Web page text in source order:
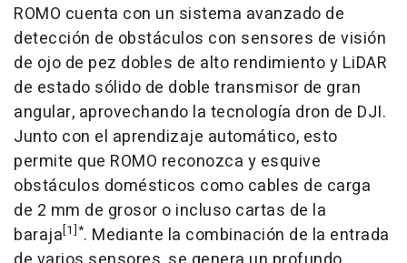
ROMO cuenta con un sistema avanzado de
detección de obstáculos con sensores de visión
de ojo de pez dobles de alto rendimiento y LiDAR
de estado sólido de doble transmisor de gran
angular, aprovechando la tecnología dron de DJI.
Junto con el aprendizaje automático, esto
permite que ROMO reconozca y esquive
obstáculos domésticos como cables de carga
de 2 mm de grosor o incluso cartas de la
baraja[1]*. Mediante la combinación de la entrada